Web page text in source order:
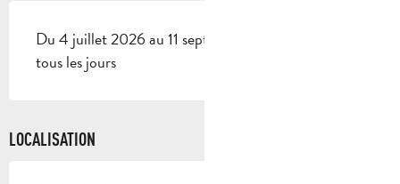
Du 4 juillet 2026 au 11 septembre 2026 - Ouvert
tous les jours
LOCALISATION